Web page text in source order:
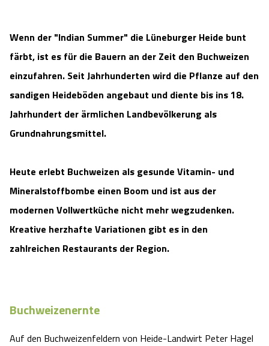
Urlaub auf dem Bauernhof
Urlaub mit Hund
Last Minute
Kataloge
Videos
Shop
Kutschen
Regionale Küche
Tiere
Unterkünfte
Urlaub mit Hund
Wildpark Schwarze Berge
Wildpark Müden
Ralf Schumacher Kart & Bowl
Das verrückte Haus
Abenteuerland Trampolin-Park
Kulinarisches Celle
Unterkünfte Celle
Wenn der "Indian Summer" die Lüneburger Heide bunt
färbt, ist es für die Bauern an der Zeit den Buchweizen
einzufahren. Seit Jahrhunderten wird die Pflanze auf den
sandigen Heideböden angebaut und diente bis ins 18.
Jahrhundert der ärmlichen Landbevölkerung als
Grundnahrungsmittel.
Heute erlebt Buchweizen als gesunde Vitamin- und
Mineralstoffbombe einen Boom und ist aus der
modernen Vollwertküche nicht mehr wegzudenken.
Kreative herzhafte Variationen gibt es in den
zahlreichen Restaurants der Region.
Buchweizenernte
Auf den Buchweizenfeldern von Heide-Landwirt Peter Hagel